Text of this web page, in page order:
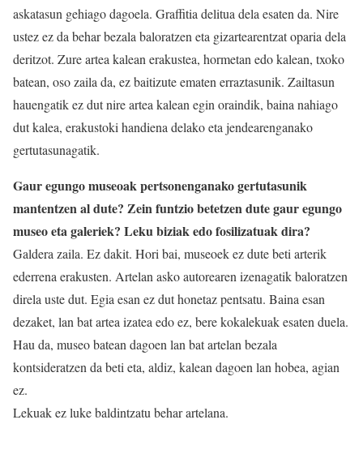
askatasun gehiago dagoela. Graffitia delitua dela esaten da. Nire
ustez ez da behar bezala baloratzen eta gizartearentzat oparia dela
deritzot. Zure artea kalean erakustea, hormetan edo kalean, txoko
batean, oso zaila da, ez baitizute ematen erraztasunik. Zailtasun
hauengatik ez dut nire artea kalean egin oraindik, baina nahiago
dut kalea, erakustoki handiena delako eta jendearenganako
gertutasunagatik.
Gaur egungo museoak pertsonenganako gertutasunik
mantentzen al dute? Zein funtzio betetzen dute gaur egungo
museo eta galeriek? Leku biziak edo fosilizatuak dira?
Galdera zaila. Ez dakit. Hori bai, museoek ez dute beti arterik
ederrena erakusten. Artelan asko autorearen izenagatik baloratzen
direla uste dut. Egia esan ez dut honetaz pentsatu. Baina esan
dezaket, lan bat artea izatea edo ez, bere kokalekuak esaten duela.
Hau da, museo batean dagoen lan bat artelan bezala
kontsideratzen da beti eta, aldiz, kalean dagoen lan hobea, agian
ez.
Lekuak ez luke baldintzatu behar artelana.